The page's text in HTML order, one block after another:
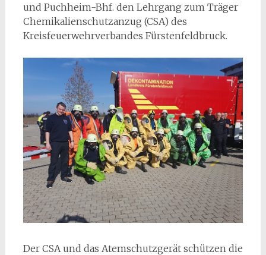
und Puchheim-Bhf. den Lehrgang zum Träger
Chemikalienschutzanzug (CSA) des
Kreisfeuerwehrverbandes Fürstenfeldbruck.
Der CSA und das Atemschutzgerät schützen die